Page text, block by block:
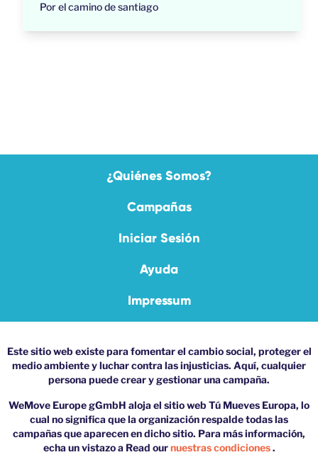
Por el camino de santiago
¿Quiénes Somos?
Campañas
Iniciar Sesión
Ayuda
Impressum
Este sitio web existe para fomentar el cambio social, proteger el
medio ambiente y luchar contra las injusticias. Aquí, cualquier
persona puede crear y gestionar una campaña.
WeMove Europe gGmbH aloja el sitio web Tú Mueves Europa, lo
cual no significa que la organización respalde todas las
campañas que aparecen en dicho sitio. Para más información,
echa un vistazo a Read ournuestras condiciones.